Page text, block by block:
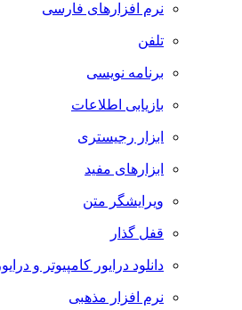
نرم افزارهای فارسی
تلفن
برنامه نویسی
بازیابی اطلاعات
ابزار رجیستری
ابزارهای مفید
ویرایشگر متن
قفل گذار
دانلود درایور کامپیوتر و
نرم افزار مذهبی